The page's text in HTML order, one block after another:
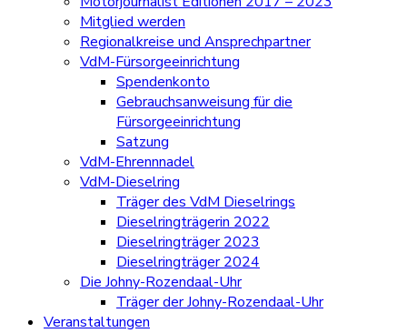
Mitglied werden
Regionalkreise und Ansprechpartner
VdM-Fürsorgeeinrichtung
Spendenkonto
Gebrauchsanweisung für die
Fürsorgeeinrichtung
Satzung
VdM-Ehrennnadel
VdM-Dieselring
Träger des VdM Dieselrings
Dieselringträgerin 2022
Dieselringträger 2023
Dieselringträger 2024
Die Johny-Rozendaal-Uhr
Träger der Johny-Rozendaal-Uhr
Veranstaltungen